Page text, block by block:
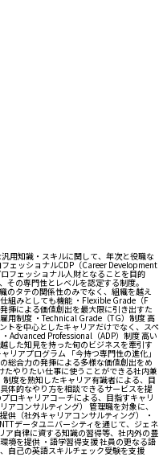
用知識・スキルに関して、年次と役職な
ェッショナルCDP（Career Development
フェッショナル人財となることを目的
の専門性とレベルを認定する制度。
のタテの関係性のみでなく、組織を越え
組みとしても機能 ・Flexible Grade（F
揮による価値創出を最大限に引き出すた
用制度 ・Technical Grade（TG）制度 高
トを中心としたキャリアだけでなく、スペ
Advanced Professional（ADP）制度 高い
した知見を持った旬のビジネスを牽引す
リアプログラム 「今持つ専門性の進化」
総合力の発揮による多様な価値創出をめ
やりたい仕事に使うことができる社内兼
度を熟知したキャリア有識者による、目
体的なやり方を相談できるサービスを提
ロキャリアコーチによる、目指すキャリ
コンサルティング） 管理職を対象に、
供（社外キャリアコンサルティング） ・
データユニバーシティを通じて、ジェネ
ア自律に資する知識の習得等、社内外の豊
境を提供 ・語学習得支援 社員の更なる語
自己の英語スキルチェック受験を支援